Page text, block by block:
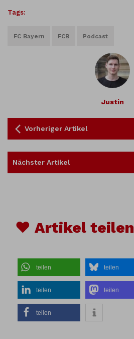
Tags:
FC Bayern FCB Podcast
Justin
Vorheriger Artikel
Nächster Artikel
♥ Artikel teilen
teilen teilen
teilen teilen
teilen